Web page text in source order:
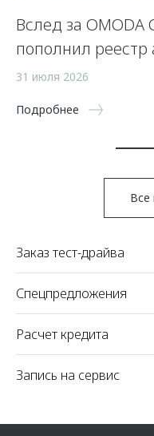
Вслед за OMODA
пополнил реестр
31 июля 2026
Подробнее
Все
Заказ тест-драйва
Спецпредложения
Расчет кредита
Запись на сервис